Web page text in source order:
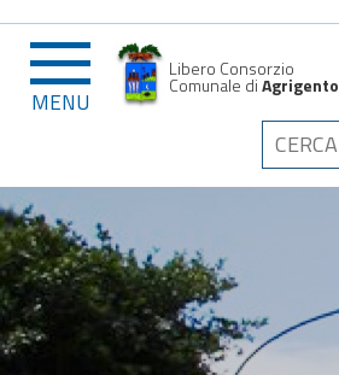
MENU
Libero Consorzio
Comunale diAgrigento